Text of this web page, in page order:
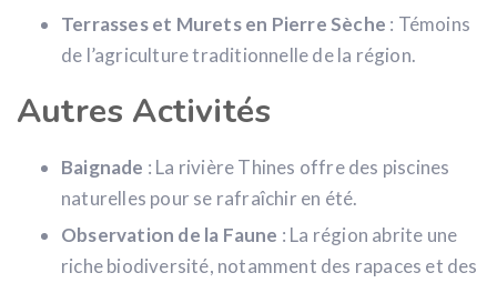
Terrasses et Murets en Pierre Sèche : Témoins
de l’agriculture traditionnelle de la région.
Autres Activités
Baignade : La rivière Thines offre des piscines
naturelles pour se rafraîchir en été.
Observation de la Faune : La région abrite une
riche biodiversité, notamment des rapaces et des